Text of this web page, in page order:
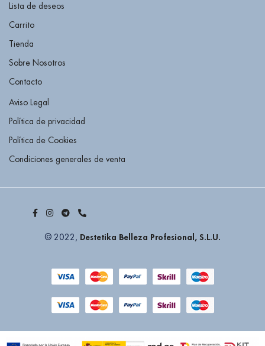
Lista de deseos
Carrito
Tienda
Sobre Nosotros
Contacto
Aviso Legal
Política de privacidad
Política de Cookies
Condiciones generales de venta
© 2022, Destetika Belleza Profesional, S.L.U.